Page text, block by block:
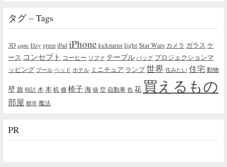
タグ – Tags
3D apple Etsy green iPad iPhone kickstarter lightStar Wars カメラ ガラス ケ
ース コンセプト コーヒー ソファ テーブル バッグ プロジェクションマ
ッピング プール ベッド ホテル ミニチュア ランプ世界 住みたい 住宅 動物
壁旅 時計 木 本机 棚 椅子海 猫 空 自動車 色 花 買えるもの
部屋 都市 魔法
PR